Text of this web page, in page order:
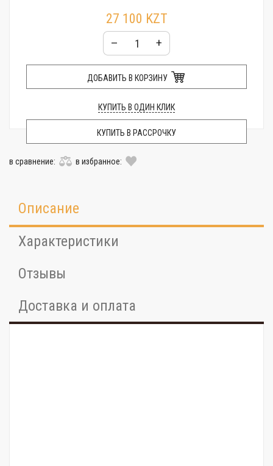
27 100 KZT
– +
ДОБАВИТЬ В КОРЗИНУ
КУПИТЬ В ОДИН КЛИК
КУПИТЬ В РАССРОЧКУ
в сравнение: в избранное:
Описание
Характеристики
Отзывы
Доставка и оплата